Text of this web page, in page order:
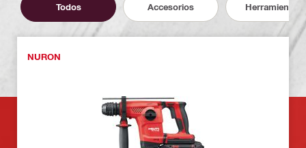
Todos Accesorios Herramientas
NURON